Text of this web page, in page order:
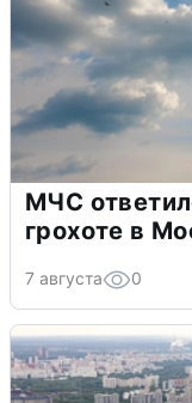
МЧС
грохоте в
7 августа 0